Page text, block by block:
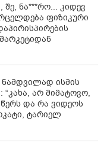
ნა***რო... კიდევ
ფიზიკური
ისმის
“კახა, არ მიმატოვო,
წერს და რა ვიდეოს
ტარიელ